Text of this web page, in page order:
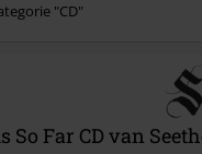
"CD"
So Far CD van